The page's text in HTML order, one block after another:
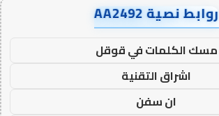
روابط نصية AA2492
مسك الكلمات في قوقل
اشراق التقنية
ان سفن